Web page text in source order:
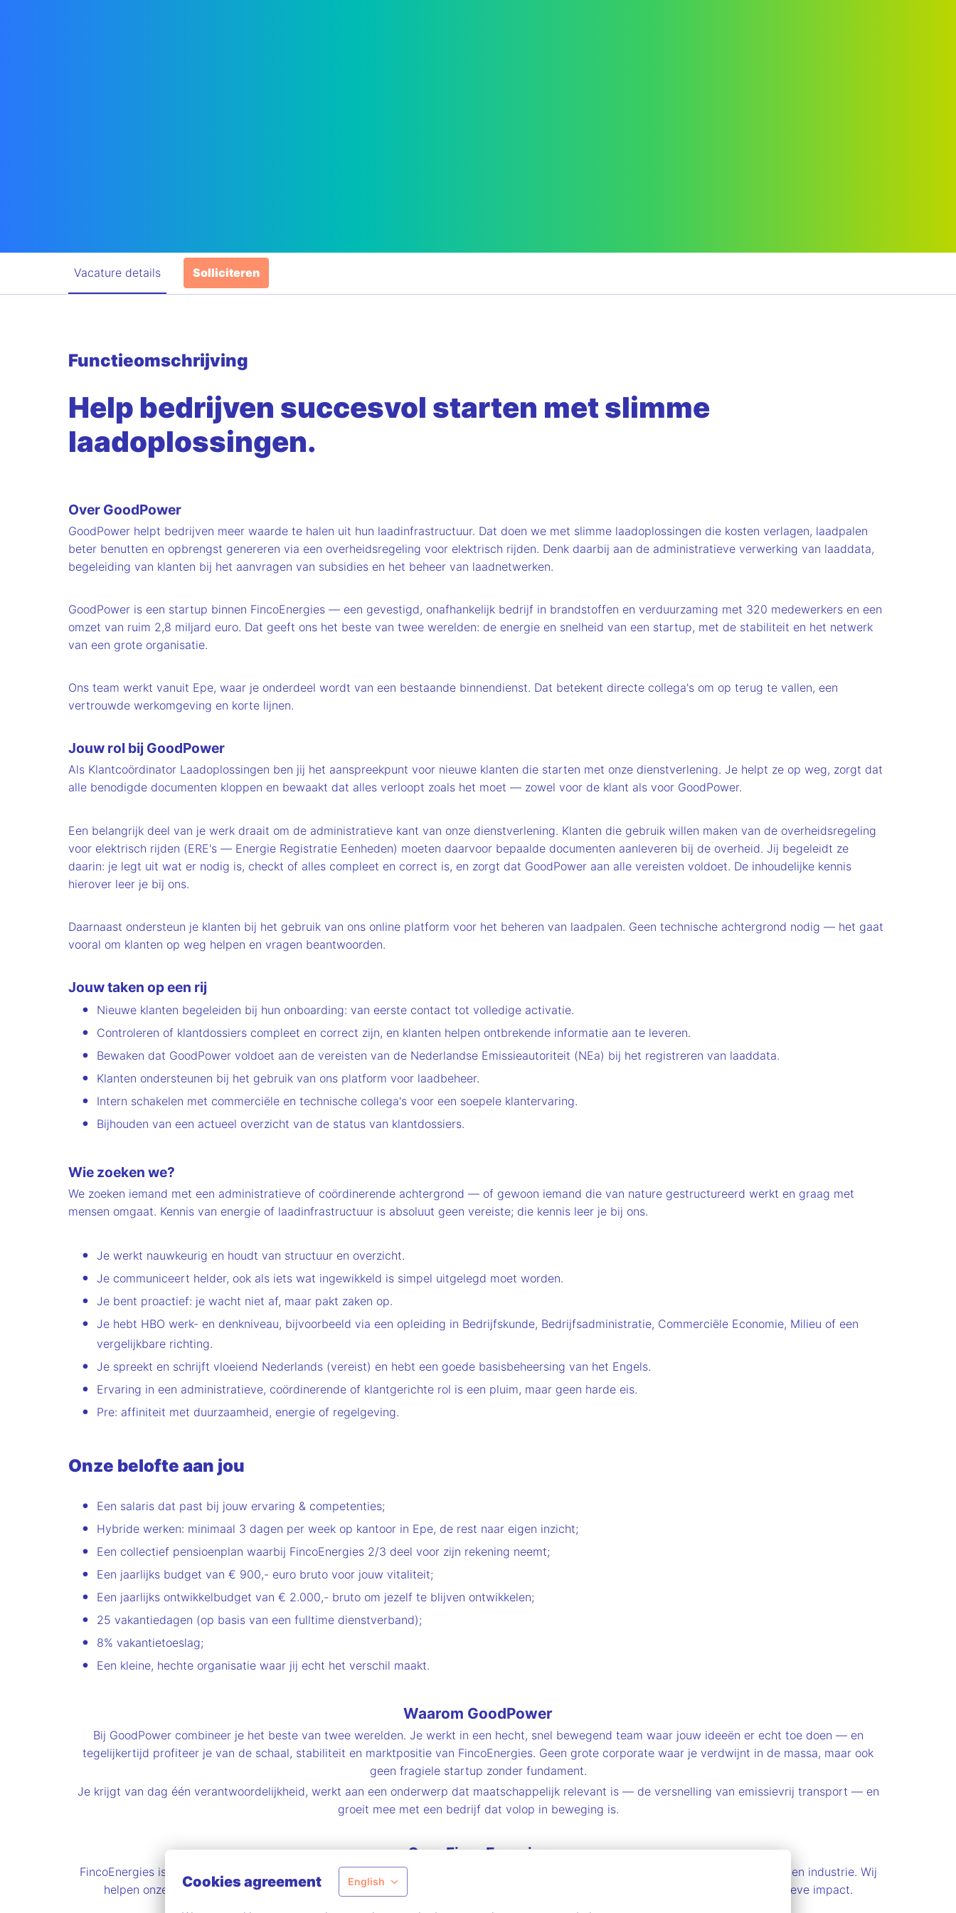
Cookies agreement English
Vacature details Solliciteren
Functieomschrijving
Help bedrijven succesvol starten met slimme
laadoplossingen.
Over GoodPower
GoodPower helpt bedrijven meer waarde te halen uit hun laadinfrastructuur. Dat doen we met slimme laadoplossingen die kosten verlagen, laadpalen
beter benutten en opbrengst genereren via een overheidsregeling voor elektrisch rijden. Denk daarbij aan de administratieve verwerking van laaddata,
begeleiding van klanten bij het aanvragen van subsidies en het beheer van laadnetwerken.
GoodPower is een startup binnen FincoEnergies — een gevestigd, onafhankelijk bedrijf in brandstoffen en verduurzaming met 320 medewerkers en een
omzet van ruim 2,8 miljard euro. Dat geeft ons het beste van twee werelden: de energie en snelheid van een startup, met de stabiliteit en het netwerk
van een grote organisatie.
Ons team werkt vanuit Epe, waar je onderdeel wordt van een bestaande binnendienst. Dat betekent directe collega's om op terug te vallen, een
vertrouwde werkomgeving en korte lijnen.
Jouw rol bij GoodPower
Als Klantcoördinator Laadoplossingen ben jij het aanspreekpunt voor nieuwe klanten die starten met onze dienstverlening. Je helpt ze op weg, zorgt dat
alle benodigde documenten kloppen en bewaakt dat alles verloopt zoals het moet — zowel voor de klant als voor GoodPower.
Een belangrijk deel van je werk draait om de administratieve kant van onze dienstverlening. Klanten die gebruik willen maken van de overheidsregeling
voor elektrisch rijden (ERE's — Energie Registratie Eenheden) moeten daarvoor bepaalde documenten aanleveren bij de overheid. Jij begeleidt ze
daarin: je legt uit wat er nodig is, checkt of alles compleet en correct is, en zorgt dat GoodPower aan alle vereisten voldoet. De inhoudelijke kennis
hierover leer je bij ons.
Daarnaast ondersteun je klanten bij het gebruik van ons online platform voor het beheren van laadpalen. Geen technische achtergrond nodig — het gaat
vooral om klanten op weg helpen en vragen beantwoorden.
Jouw taken op een rij
Nieuwe klanten begeleiden bij hun onboarding: van eerste contact tot volledige activatie.
Controleren of klantdossiers compleet en correct zijn, en klanten helpen ontbrekende informatie aan te leveren.
Bewaken dat GoodPower voldoet aan de vereisten van de Nederlandse Emissieautoriteit (NEa) bij het registreren van laaddata.
Klanten ondersteunen bij het gebruik van ons platform voor laadbeheer.
Intern schakelen met commerciële en technische collega's voor een soepele klantervaring.
Bijhouden van een actueel overzicht van de status van klantdossiers.
Wie zoeken we?
We zoeken iemand met een administratieve of coördinerende achtergrond — of gewoon iemand die van nature gestructureerd werkt en graag met
mensen omgaat. Kennis van energie of laadinfrastructuur is absoluut geen vereiste; die kennis leer je bij ons.
Je werkt nauwkeurig en houdt van structuur en overzicht.
Je communiceert helder, ook als iets wat ingewikkeld is simpel uitgelegd moet worden.
Je bent proactief: je wacht niet af, maar pakt zaken op.
Je hebt HBO werk- en denkniveau, bijvoorbeeld via een opleiding in Bedrijfskunde, Bedrijfsadministratie, Commerciële Economie, Milieu of een
vergelijkbare richting.
Je spreekt en schrijft vloeiend Nederlands (vereist) en hebt een goede basisbeheersing van het Engels.
Ervaring in een administratieve, coördinerende of klantgerichte rol is een pluim, maar geen harde eis.
Pre: affiniteit met duurzaamheid, energie of regelgeving.
Onze belofte aan jou
Een salaris dat past bij jouw ervaring & competenties;
Hybride werken: minimaal 3 dagen per week op kantoor in Epe, de rest naar eigen inzicht;
Een collectief pensioenplan waarbij FincoEnergies 2/3 deel voor zijn rekening neemt;
Een jaarlijks budget van € 900,- euro bruto voor jouw vitaliteit;
Een jaarlijks ontwikkelbudget van € 2.000,- bruto om jezelf te blijven ontwikkelen;
25 vakantiedagen (op basis van een fulltime dienstverband);
8% vakantietoeslag;
Een kleine, hechte organisatie waar jij echt het verschil maakt.
Waarom GoodPower
Bij GoodPower combineer je het beste van twee werelden. Je werkt in een hecht, snel bewegend team waar jouw ideeën er echt toe doen — en
tegelijkertijd profiteer je van de schaal, stabiliteit en marktpositie van FincoEnergies. Geen grote corporate waar je verdwijnt in de massa, maar ook
geen fragiele startup zonder fundament.
Je krijgt van dag één verantwoordelijkheid, werkt aan een onderwerp dat maatschappelijk relevant is — de versnelling van emissievrij transport — en
groeit mee met een bedrijf dat volop in beweging is.
Over FincoEnergies
FincoEnergies is een onafhankelijke, toonaangevende leverancier van (bio)brandstoffen en decarbonisatiediensten voor de transport en industrie. Wij
helpen onze klanten met het berekenen en reduceren van hun directe en indirecte uitstoot en met het certificeren van hun positieve impact.